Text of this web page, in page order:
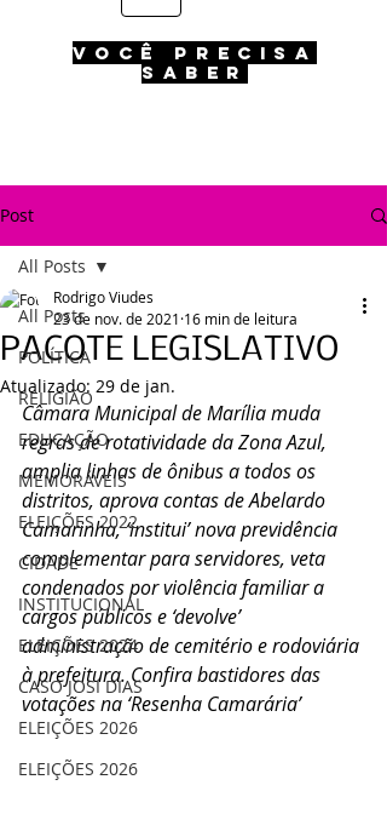
VOCÊ PRECISA
SABER
Post
All Posts
POLÍTICA
RELIGIÃO
EDUCAÇÃO
MEMORÁVEIS
ELEIÇÕES 2022
CIDADE
INSTITUCIONAL
ELEIÇÕES 2024
CASO JOSI DIAS
ELEIÇÕES 2026
ELEIÇÕES 2026
All Posts
PACOTE LEGISLATIVO
Rodrigo Viudes
23 de nov. de 2021 16 min de leitura
Atualizado: 29 de jan.
Câmara Municipal de Marília muda
regras de rotatividade da Zona Azul,
amplia linhas de ônibus a todos os
distritos, aprova contas de Abelardo
Camarinha, ‘institui’ nova previdência
complementar para servidores, veta
condenados por violência familiar a
cargos públicos e ‘devolve’
administração de cemitério e rodoviária
à prefeitura. Confira bastidores das
votações na ‘Resenha Camarária’